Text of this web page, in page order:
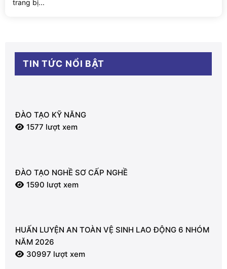
trang bị...
TIN TỨC NỔI BẬT
ĐÀO TẠO KỸ NĂNG
1577 lượt xem
ĐÀO TẠO NGHỀ SƠ CẤP NGHỀ
1590 lượt xem
HUẤN LUYỆN AN TOÀN VỆ SINH LAO ĐỘNG 6 NHÓM
NĂM 2026
30997 lượt xem